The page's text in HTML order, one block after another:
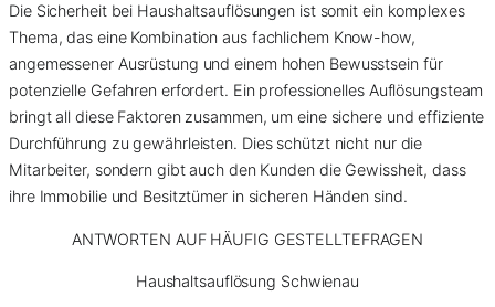
Die Sicherheit bei Haushaltsauflösungen ist somit ein komplexes
Thema, das eine Kombination aus fachlichem Know-how,
angemessener Ausrüstung und einem hohen Bewusstsein für
potenzielle Gefahren erfordert. Ein professionelles Auflösungsteam
bringt all diese Faktoren zusammen, um eine sichere und effiziente
Durchführung zu gewährleisten. Dies schützt nicht nur die
Mitarbeiter, sondern gibt auch den Kunden die Gewissheit, dass
ihre Immobilie und Besitztümer in sicheren Händen sind.
ANTWORTEN AUF HÄUFIG GESTELLTEFRAGEN
Haushaltsauflösung Schwienau